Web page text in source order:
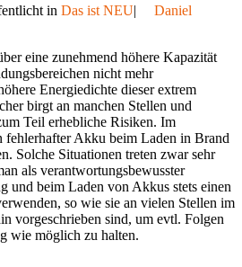
in Das ist NEU|
Daniel
eine zunehmend höhere Kapazität
nicht mehr
Energiedichte dieser extrem
birgt an manchen Stellen und
Teil erhebliche Risiken. Im
fehlerhafter Akku beim Laden in Brand
Solche Situationen treten zwar sehr
als verantwortungsbewusster
und beim Laden von Akkus stets einen
so wie sie an vielen Stellen im
vorgeschrieben sind, um evtl. Folgen
wie möglich zu halten.